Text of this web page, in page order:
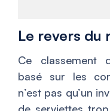
Le revers du
Ce classement
basé sur les
n’est pas qu’un